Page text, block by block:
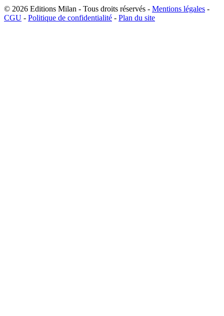
© 2026 Editions Milan - Tous droits réservés - Mentions légales -
CGU - Politique de confidentialité - Plan du site